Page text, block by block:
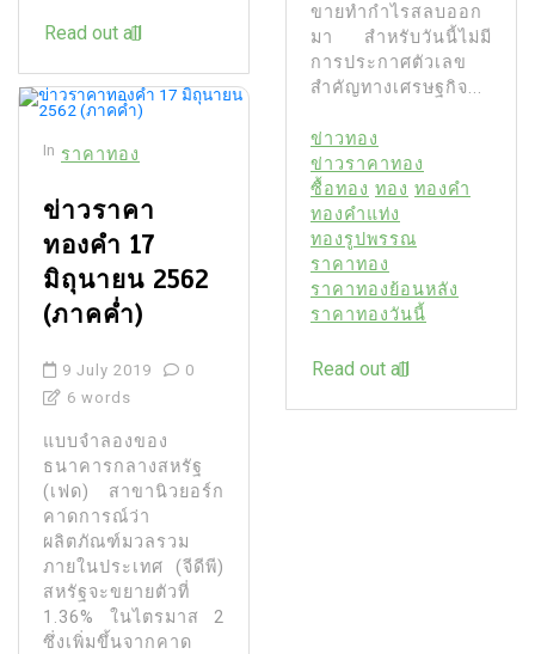
Read out all
In ราคาทอง
ข่าวราคา
ทองคำ 17
มิถุนายน 2562
(ภาคค่ำ)
9 July 2019
0
6 words
แบบจําลองของ
ธนาคารกลางสหรัฐ
(เฟด) สาขานิวยอร์ก
คาดการณ์ว่า
ผลิตภัณฑ์มวลรวม
ภายในประเทศ (จีดีพี)
สหรัฐจะขยายตัวที่
1.36% ในไตรมาส 2
ซึ่งเพิ่มขึ้นจากคาด
ขายทํากําไรสลบออก
มา สําหรับวันนี้ไม่มี
การประกาศตัวเลข
สำคัญทางเศรษฐกิจ...
ข่าวทอง
ข่าวราคาทอง
ซื้อทอง ทอง ทองคำ
ทองคำแท่ง
ทองรูปพรรณ
ราคาทอง
ราคาทองย้อนหลัง
ราคาทองวันนี้
Read out all